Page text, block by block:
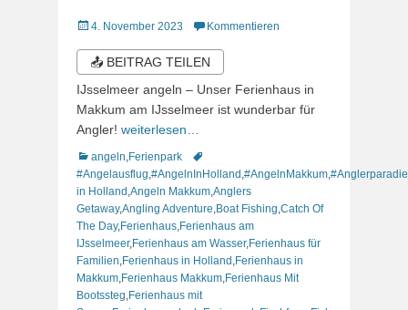
Veröffentlicht
4. November 2023 Kommentieren
📤 BEITRAG TEILEN
IJsselmeer angeln – Unser Ferienhaus in
Makkum am IJsselmeer ist wunderbar für
Angler! weiterlesen…
Kategorien
angeln Ferienpark
Schlagworte
#Angelausflug #AngelnInHolland #AngelnMakkum
in Holland Angeln Makkum Anglers
Getaway,Angling Adventure Boat Fishing Catch Of
The Day, Ferienhaus Ferienhaus am
IJsselmeer, Ferienhaus am Wasser, Ferienhaus für
Familien Ferienhaus in Holland Ferienhaus in
Makkum Ferienhaus Makkum Ferienhaus Mit
Bootssteg Ferienhaus mit